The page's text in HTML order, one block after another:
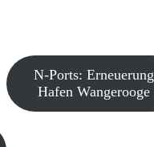
N-Ports: Erneuerung
Hafen Wangerooge